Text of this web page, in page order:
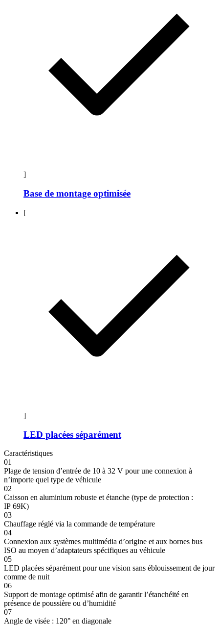
]
Base de montage optimisée
[
]
LED placées séparément
Caractéristiques
01
Plage de tension d’entrée de 10 à 32 V pour une connexion à
n’importe quel type de véhicule
02
Caisson en aluminium robuste et étanche (type de protection :
IP 69K)
03
Chauffage réglé via la commande de température
04
Connexion aux systèmes multimédia d’origine et aux bornes bus
ISO au moyen d’adaptateurs spécifiques au véhicule
05
LED placées séparément pour une vision sans éblouissement de jour
comme de nuit
06
Support de montage optimisé afin de garantir l’étanchéité en
présence de poussière ou d’humidité
07
Angle de visée : 120° en diagonale